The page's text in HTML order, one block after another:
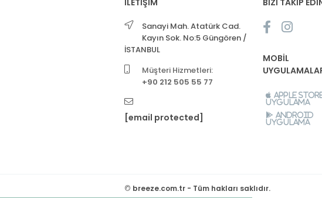
İLETİŞİM
Sanayi Mah. Atatürk Cad.
Kayın Sok. No:5 Güngören /
İSTANBUL
Müşteri Hizmetleri:
+90 212 505 55 77
[email protected]
BİZİ TAKİP
MOBİL
Apple
Uygulama
Android
Uygulama
© breeze.com.tr - Tüm hakları saklıdır.